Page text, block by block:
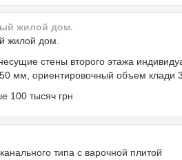
жилой дом.
жилой дом.
стены второго этажа
мм, ориентировочный объем клади
100 тысяч грн
типа с варочной плитой